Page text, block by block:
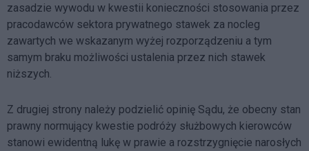
zasadzie wywodu w kwestii konieczności stosowania przez
pracodawców sektora prywatnego stawek za nocleg
zawartych we wskazanym wyżej rozporządzeniu a tym
samym braku możliwości ustalenia przez nich stawek
niższych.
Z drugiej strony należy podzielić opinię Sądu, że obecny stan
prawny normujący kwestie podróży służbowych kierowców
stanowi ewidentną lukę w prawie a rozstrzygnięcie narosłych